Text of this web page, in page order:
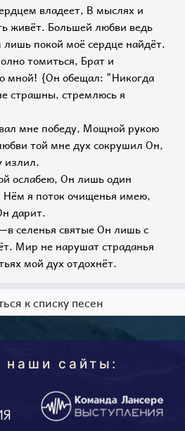
владеет, В мыслях и
живёт. Большей любви ведь
покой моё сердце найдёт.
томиться, Брат и
мной! {Он обещал: "Никогда
страшны, стремлюсь я
мне победу, Мощной рукою
той мне дух сокрушил Он,
излил.
ослабею, Он лишь один
Нём я поток очищенья имею,
дарит.
селенья святые Он лишь с
Мир не нарушат страданья
мой дух отдохнёт.
к списку песен
наши сайты: